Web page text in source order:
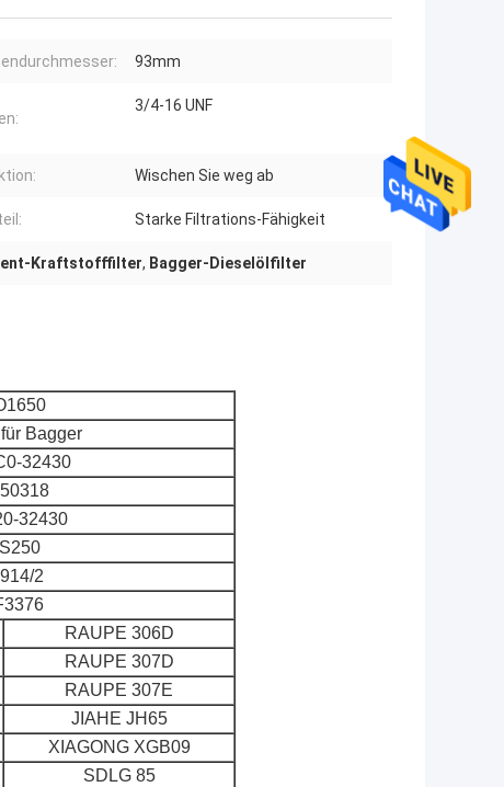
93mm
3/4-16 UNF
Wischen Sie weg ab
Starke Filtrations-Fähigkeit
Kraftstofffilter, Bagger-Dieselölfilter
Bagger
32430
32430
2
RAUPE 306D
RAUPE 307D
RAUPE 307E
JIAHE JH65
XIAGONG XGB09
SDLG 85